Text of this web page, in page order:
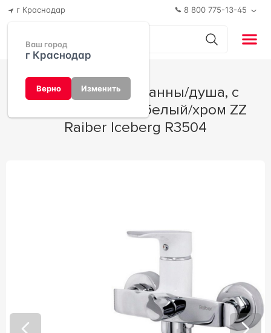
г Краснодар
Ваш город
г Краснодар
Верно Изменить
8 800 775-13-45
Cмеситель для ванны/душа, с
аксессуарами цв.белый/хром ZZ
Raiber Iceberg R3504